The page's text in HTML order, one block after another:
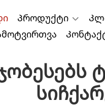
Პროდუქტი